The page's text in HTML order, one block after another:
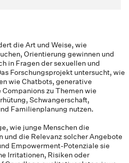
die Art und Weise, wie
Orientierung gewinnen und
in Fragen der sexuellen und
Forschungsprojekt untersucht, wie
wie Chatbots, generative
zu Themen wie
Schwangerschaft,
Familienplanung nutzen.
wie junge Menschen die
die Relevanz solcher Angebote
Empowerment-Potenziale sie
Irritationen, Risiken oder